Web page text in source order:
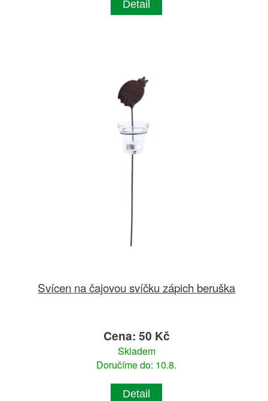
Detail
Svícen na čajovou svíčku zápich beruška
Cena: 50 Kč
Skladem
Doručíme do: 10.8.
Detail